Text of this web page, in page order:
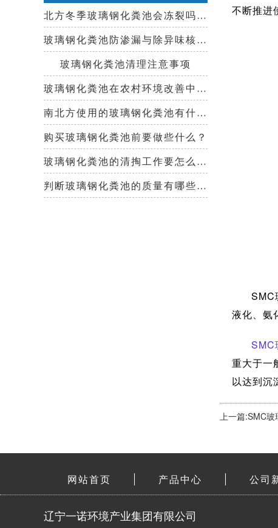
北方冬季玻璃钢化粪池会冻裂吗？需要保温措施吗？
玻璃钢化粪池防渗漏与除异味核心技术指南
玻璃钢化粪池清理注意事项
玻璃钢化粪池在农村环境改善中起到哪些作用？
南北方使用的玻璃钢化粪池有什么区别？
购买玻璃钢化粪池前要做些什么？
玻璃钢化粪池的清掏工作要怎么做？
判断玻璃钢化粪池的质量有哪些好办法？
不断推进
SMC
液化、氨
SMC
重大于一
以达到沉
上一篇:SMC玻
网站首页 产品中心 公司
辽宁一诺环境产业集团有限公司